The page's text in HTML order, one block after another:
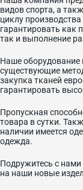
видов спорта, а
циклу
гарантировать как
так и выполнение
Наше оборудование
существующие
закупка тканей
гарантировать
Пропускная
товара в сутки.
наличии имеется
одежда.
Подружитесь с
на наши новые